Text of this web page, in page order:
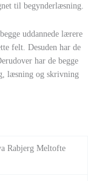
til begynderlæsning.
uddannede lærere
felt. Desuden har de
har de begge
læsning og skrivning
Rabjerg Meltofte